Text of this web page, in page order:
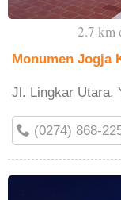
2.7 km
Monumen Jogja
Jl. Lingkar Utara,
(0274) 868-